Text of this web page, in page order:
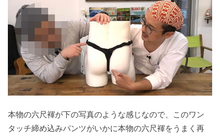
本物の六尺褌が下の写真のような感じなので、このワン
タッチ締め込みパンツがいかに本物の六尺褌をうまく再